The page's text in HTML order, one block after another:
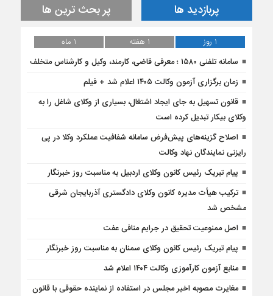
پربازدید ها پر بحث ترین ها
1 روز 1 هفته 1 ماه
سامانه تلفنی ۱۵۸۰ ؛ معرفی قاضی، کارمند، وکیل و کارشناس متخلف
زمان برگزاری آزمون وکالت ۱۴۰۵ اعلام شد + فیلم
قانون تسهیل به جای ایجاد اشتغال، بسیاری از وکلای شاغل را به
وکلای بیکار تبدیل کرده است
اصلاح گزینه‌های پیش‌فرض سامانه شفافیت عملکرد وکلا در پی
رایزنی نمایندگان نهاد وکالت
پیام تبریک رئیس کانون وکلای اردبیل به مناسبت روز خبرنگار
ترکیب هیأت مدیره کانون وکلای دادگستری آذربایجان شرقی
مشخص شد
اصل ممنوعیت تحقیق در جرایم منافی عفت
پیام تبریک رئیس کانون وکلای سمنان به مناسبت روز خبرنگار
منابع آزمون کارآموزی وکالت ۱۴۰۴ اعلام شد
مغایرت مصوبه اخیر مجلس در استفاده از نماینده حقوقی با قانون